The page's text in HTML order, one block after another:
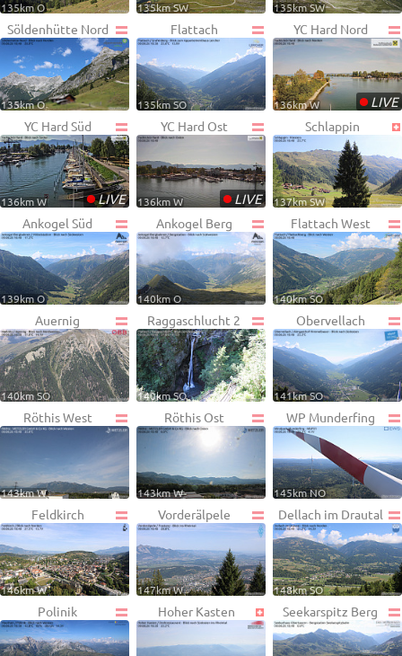
135km O 135km SW 135km SW
Söldenhütte Nord
135km O
Flattach
135km SO
YC Hard Nord
•LIVE
136km W
YC Hard Süd
•LIVE
136km W
YC Hard Ost
•LIVE
136km W
Schlappin
137km SW
Ankogel Süd
139km O
Ankogel Berg
140km O
Flattach West
140km SO
Auernig
140km SO
Raggaschlucht 2
140km SO
Obervellach
141km SO
Röthis West
143km W
Röthis Ost
143km W
WP Munderfing
145km NO
Feldkirch
146km W
Vorderälpele
147km W
Dellach im Drautal
148km SO
Polinik Hoher Kasten Seekarspitz Berg